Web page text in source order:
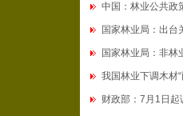
中国：林业公共政
国家林业局：出台
国家林业局：非林
我国林业下调木材“
财政部：7月1日